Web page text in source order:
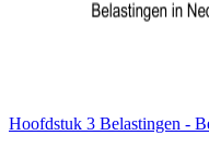
Hoofdstuk 3 Belastingen -